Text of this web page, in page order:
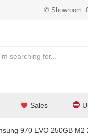
✆ Showroom:
Sales
970 EVO 250GB